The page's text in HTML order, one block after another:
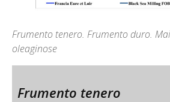
Frumento tenero. Frumento duro.
oleaginose
Frumento tenero